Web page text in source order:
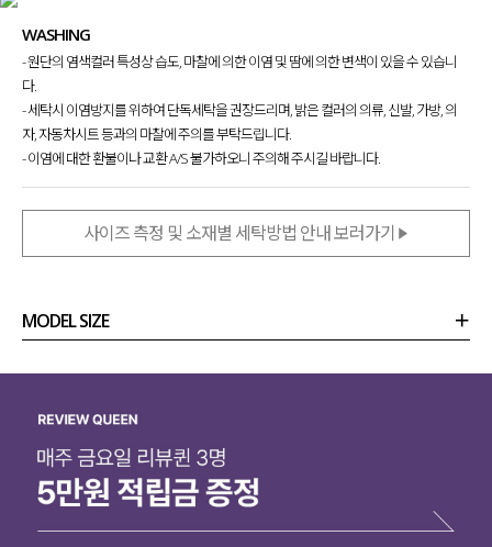
WASHING
- 원단의 염색컬러 특성상 습도, 마찰에 의한 이염 및 땀에 의한 변색이 있을 수 있습니
다.
- 세탁시 이염방지를 위하여 단독세탁을 권장드리며, 밝은 컬러의 의류, 신발, 가방, 의
자, 자동차시트 등과의 마찰에 주의를 부탁드립니다.
- 이염에 대한 환불이나 교환 A/S 불가하오니 주의해 주시길 바랍니다.
사이즈 측정 및 소재별 세탁방법 안내 보러가기
MODEL SIZE